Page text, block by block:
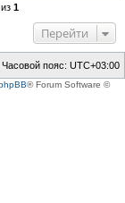
1
Перейти
Часовой пояс: UTC+03:00
® Forum Software ©